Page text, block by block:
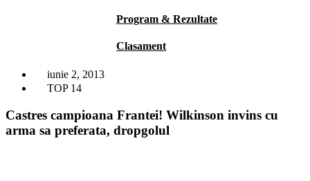
Program & Rezultate
Clasament
iunie 2, 2013
TOP 14
Castres campioana Frantei! Wilkinson invins cu
arma sa preferata, dropgolul